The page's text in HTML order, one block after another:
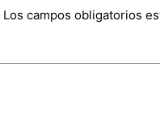
Los campos obligatorios